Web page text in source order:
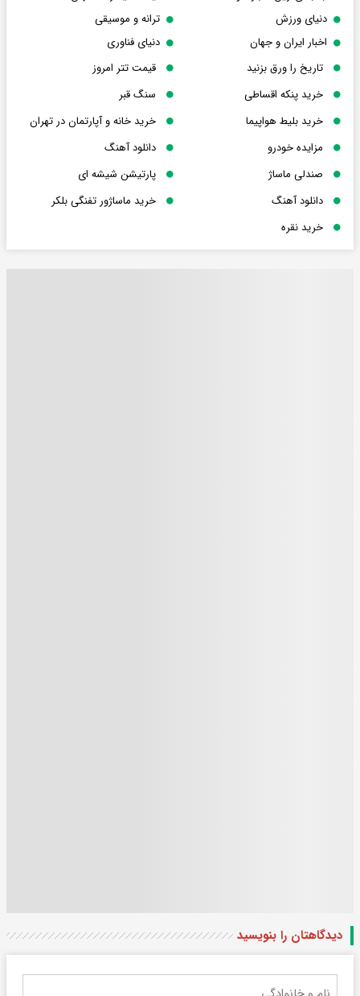
دنیای ورزش
ترانه و موسیقی
اخبار ایران و جهان
دنیای فناوری
تاریخ را ورق بزنید
قیمت تتر امروز
خرید پنکه اقساطی
سنگ قبر
خرید بلیط هواپیما
خرید خانه و آپارتمان در تهران
مزایده خودرو
دانلود آهنگ
صندلی ماساژ
پارتیشن شیشه ای
دانلود آهنگ
خرید ماساژور تفنگی بلکر
خرید نقره
دیدگاهتان را بنویسید